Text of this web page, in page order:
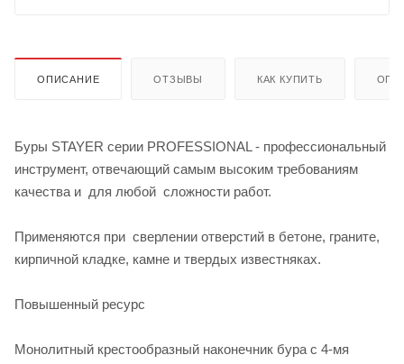
ОПИСАНИЕ ОТЗЫВЫ КАК КУПИТЬ
Буры STAYER серии PROFESSIONAL - профессиональный
инструмент, отвечающий самым высоким требованиям
качества и для любой сложности работ.
Применяются при сверлении отверстий в бетоне, граните,
кирпичной кладке, камне и твердых известняках.
Повышенный ресурс
Монолитный крестообразный наконечник бура с 4-мя